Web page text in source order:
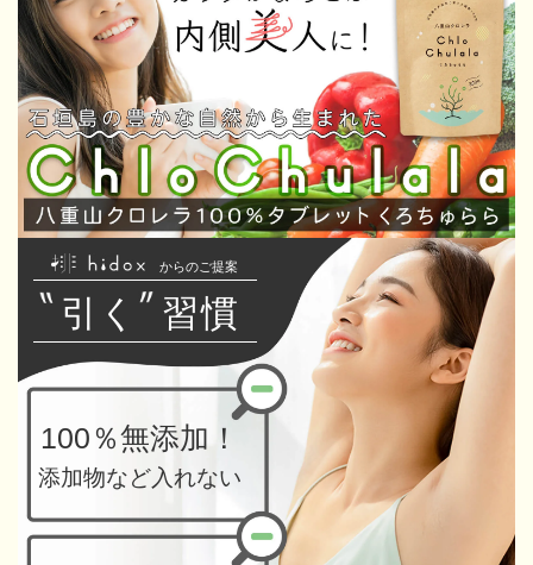
からのご提案
引く 習慣
100％無添加！
添加物など入れない